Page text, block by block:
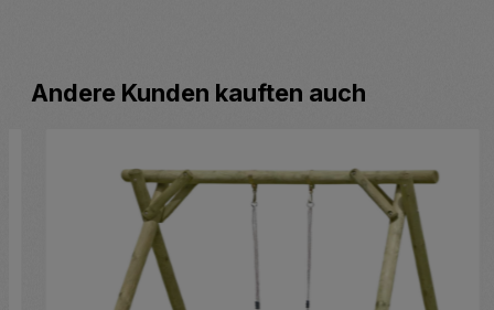
Produktgalerie überspringen
Andere Kunden kauften auch